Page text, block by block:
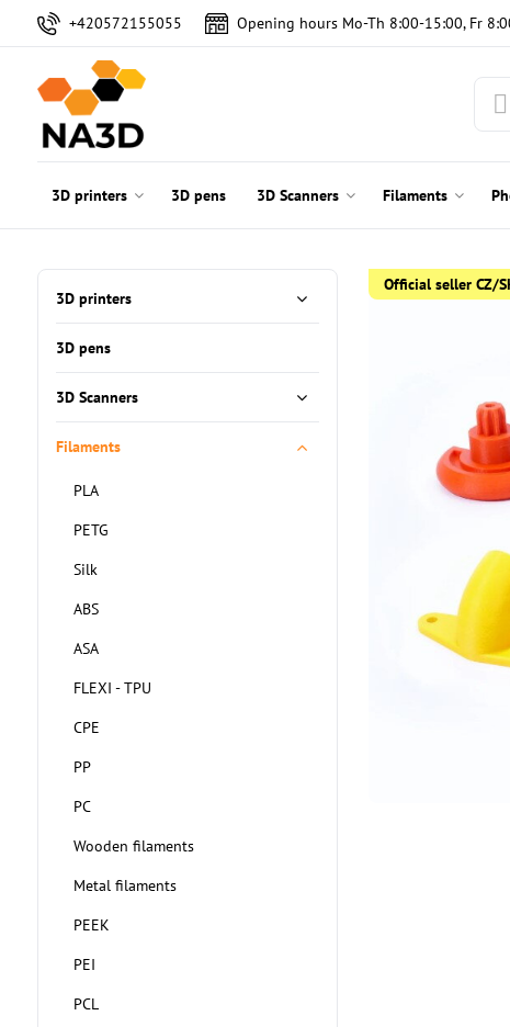
+420572155055 Opening hours Mo-Th 8:00-15:00, Fr
3D printers 3D pens 3D Scanners Filaments
Official seller CZ/
3D printers
3D pens
3D Scanners
Filaments
PLA
PETG
Silk
ABS
ASA
FLEXI - TPU
CPE
PP
PC
Wooden filaments
Metal filaments
PEEK
PEI
PCL